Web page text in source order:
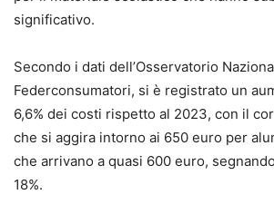
significativo.
Secondo i dati dell’Osservatorio
Federconsumatori, si è registrato un
6,6% dei costi rispetto al 2023, con il
che si aggira intorno ai 650 euro per
che arrivano a quasi 600 euro,
18%.